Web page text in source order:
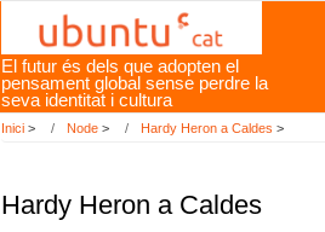
El futur és dels que adopten el
pensament global sense perdre la
seva identitat i cultura
Inici > Node > Hardy Heron a Caldes >
Hardy Heron a Caldes